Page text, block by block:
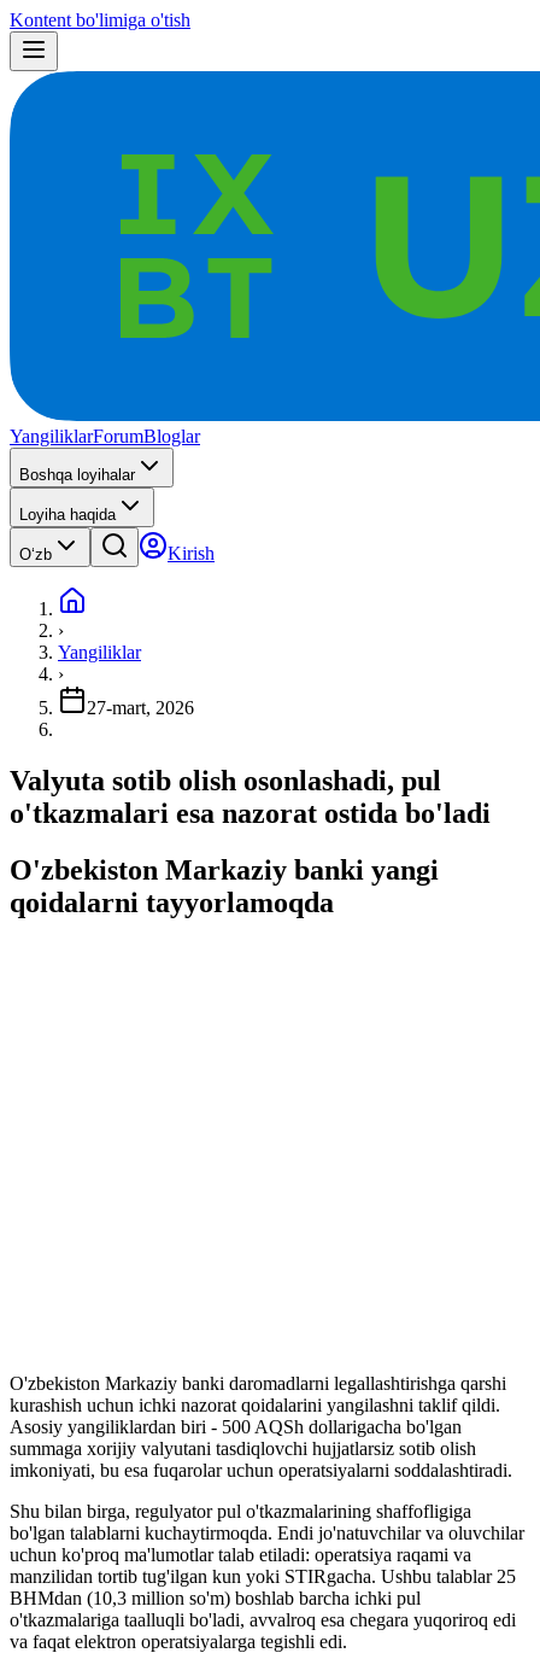
Kontent bo'limiga o'tish
YangiliklarForumBloglar
Boshqa loyihalar
Loyiha haqida
Oʻzb Kirish
›
Yangiliklar
›
27-mart, 2026
Valyuta sotib olish osonlashadi, pul
o'tkazmalari esa nazorat ostida bo'ladi
O'zbekiston Markaziy banki yangi
qoidalarni tayyorlamoqda
O'zbekiston Markaziy banki daromadlarni legallashtirishga qarshi
kurashish uchun ichki nazorat qoidalarini yangilashni taklif qildi.
Asosiy yangiliklardan biri - 500 AQSh dollarigacha bo'lgan
summaga xorijiy valyutani tasdiqlovchi hujjatlarsiz sotib olish
imkoniyati, bu esa fuqarolar uchun operatsiyalarni soddalashtiradi.
Shu bilan birga, regulyator pul o'tkazmalarining shaffofligiga
bo'lgan talablarni kuchaytirmoqda. Endi jo'natuvchilar va oluvchilar
uchun ko'proq ma'lumotlar talab etiladi: operatsiya raqami va
manzilidan tortib tug'ilgan kun yoki STIRgacha. Ushbu talablar 25
BHMdan (10,3 million so'm) boshlab barcha ichki pul
o'tkazmalariga taalluqli bo'ladi, avvalroq esa chegara yuqoriroq edi
va faqat elektron operatsiyalarga tegishli edi.